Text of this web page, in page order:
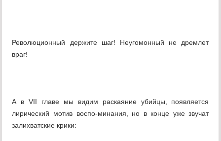
Революционный держите шаг! Неугомонный не дремлет
враг!
А в VII главе мы видим раскаяние убийцы, появляется
лирический мотив воспо-минания, но в конце уже звучат
залихватские крики: